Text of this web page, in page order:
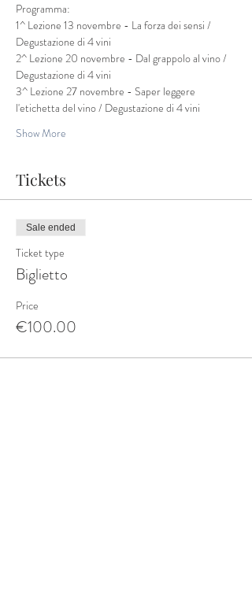
Programma:
1^ Lezione 13 novembre - La forza dei sensi /
Degustazione di 4 vini
2^ Lezione 20 novembre - Dal grappolo al vino /
Degustazione di 4 vini
3^ Lezione 27 novembre - Saper leggere
l'etichetta del vino / Degustazione di 4 vini
Show More
Tickets
Sale ended
Ticket type
Biglietto
Price
€100.00